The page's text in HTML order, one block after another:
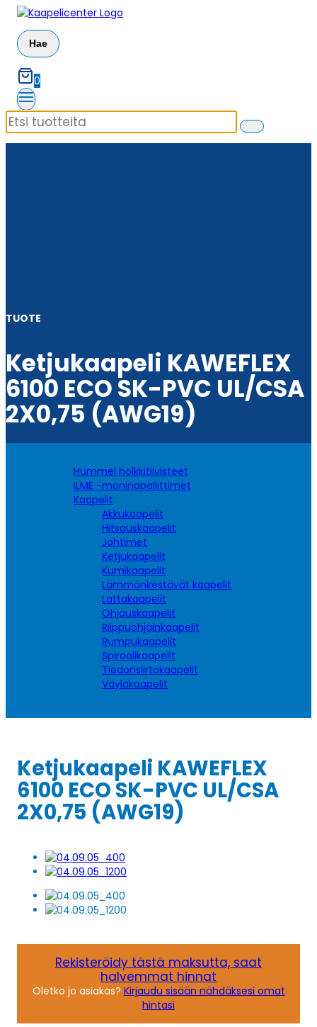
Siirry
sisältöön
Hae
0
TUOTE
Ketjukaapeli KAWEFLEX
6100 ECO SK-PVC UL/CSA
2X0,75 (AWG19)
Hummel holkkitiivisteet
ILME -moninapaliittimet
Kaapelit
Akkukaapelit
Hitsauskaapelit
Johtimet
Ketjukaapelit
Kumikaapelit
Lämmönkestävät kaapelit
Lattakaapelit
Ohjauskaapelit
Riippuohjainkaapelit
Rumpukaapelit
Spiraalikaapelit
Tiedonsiirtokaapelit
Väyläkaapelit
Ketjukaapeli KAWEFLEX
6100 ECO SK-PVC UL/CSA
2X0,75 (AWG19)
Rekisteröidy tästä maksutta, saat
halvemmat hinnat
Oletko jo asiakas? Kirjaudu sisään nähdäksesi omat
hintasi